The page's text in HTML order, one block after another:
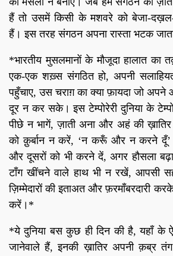
हैं तो उसमें किसी के मशवरे को बेजा-
हैं। इस तरह संगठन अपना रास्ता भटक
*भारतीय मुसलमानों के मौजूदा हालात का
एक-एक शख़्स संगठित हो, अपनी
पहुँचाए, उस चराग़ का क्या फ़ायदा जो
दूर न कर सके। इस टेम्पोरेरी दुनिया के
पीछे न भागें, ज़ाती अना और अहं की ख़ातिर
को क़ुर्बान न करें, ‘न करूँ और न करने
और दूसरों को भी करने दें, अगर हौसला
टाँग खींचने वाले हाथ भी न रखें, आपसी
ज़िम्मेदारों की इताअत और फ़रमाँबरदारी
करें।*
*ये दुनिया बस कुछ ही दिन की है, यहाँ के
जानेवाले हैं, इनकी ख़ातिर अपनी क़ब्र